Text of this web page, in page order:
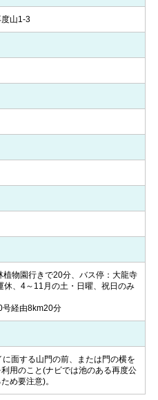
山1-3
物園行きで20分、バス停：大龍寺
休、4～11月の土・日曜、祝日のみ
号経由8km20分
面する山門の前、または門の横を
用のこと(ナビでは池のある再度公
め要注意)。